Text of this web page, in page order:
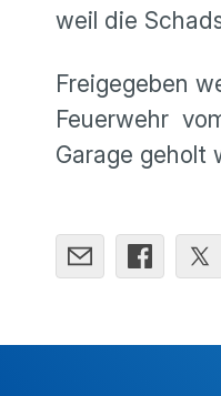
weil die
Freigegeben
Feuerwehr
Garage geholt